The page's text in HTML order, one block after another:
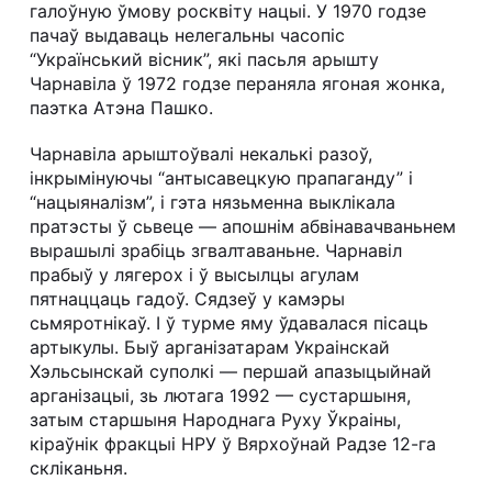
галоўную ўмову росквіту нацыі. У 1970 годзе
пачаў выдаваць нелегальны часопіс
“Український вісник”, які пасьля арышту
Чарнавіла ў 1972 годзе пераняла ягоная жонка,
паэтка Атэна Пашко.
Чарнавіла арыштоўвалі некалькі разоў,
інкрымінуючы “антысавецкую прапаганду” і
“нацыяналізм”, і гэта нязьменна выклікала
пратэсты ў сьвеце — апошнім абвінавачваньнем
вырашылі зрабіць згвалтаваньне. Чарнавіл
прабыў у лягерох і ў высылцы агулам
пятнаццаць гадоў. Сядзеў у камэры
сьмяротнікаў. І ў турме яму ўдавалася пісаць
артыкулы. Быў арганізатарам Украінскай
Хэльсынскай суполкі — першай апазыцыйнай
арганізацыі, зь лютага 1992 — сустаршыня,
затым старшыня Народнага Руху Ўкраіны,
кіраўнік фракцыі НРУ ў Вярхоўнай Радзе 12-га
скліканьня.